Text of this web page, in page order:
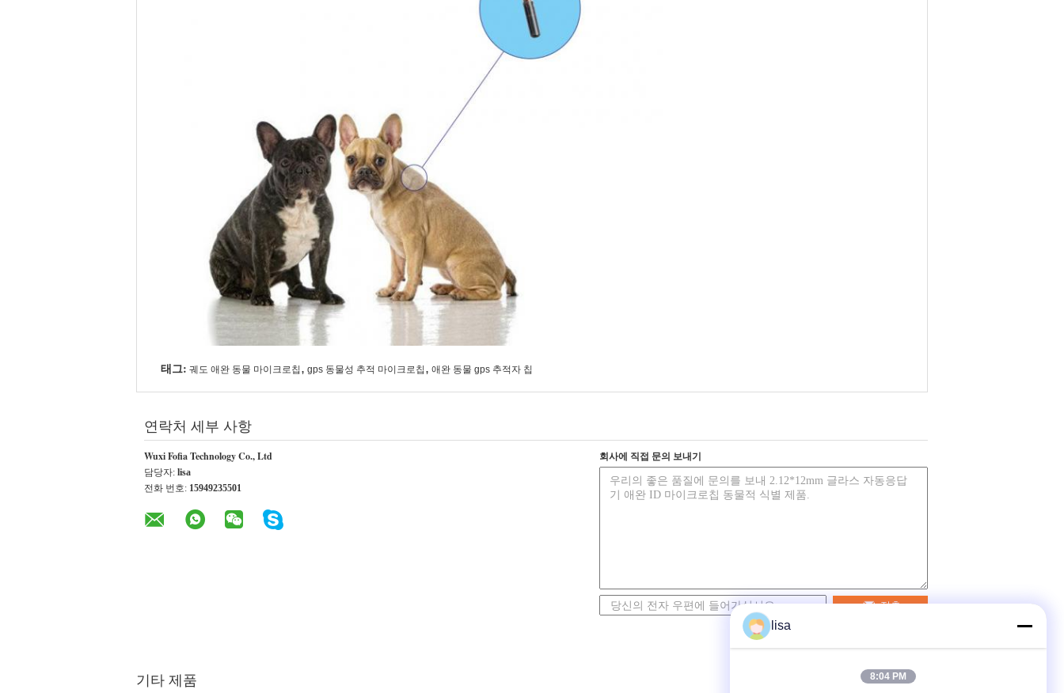
태그: 궤도 애완 동물 마이크로칩, gps 동물성 추적 마이크로칩, 애완 동물 gps 추적자 칩
연락처 세부 사항
Wuxi Fofia Technology Co., Ltd
담당자: lisa
전화 번호: 15949235501
회사에 직접 문의 보내기
접촉
기타 제품
lisa
8:04 PM